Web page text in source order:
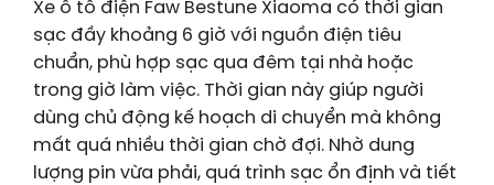
Xe ô tô điện Faw Bestune Xiaoma có thời gian
sạc đầy khoảng 6 giờ với nguồn điện tiêu
chuẩn, phù hợp sạc qua đêm tại nhà hoặc
trong giờ làm việc. Thời gian này giúp người
dùng chủ động kế hoạch di chuyển mà không
mất quá nhiều thời gian chờ đợi. Nhờ dung
lượng pin vừa phải, quá trình sạc ổn định và tiết